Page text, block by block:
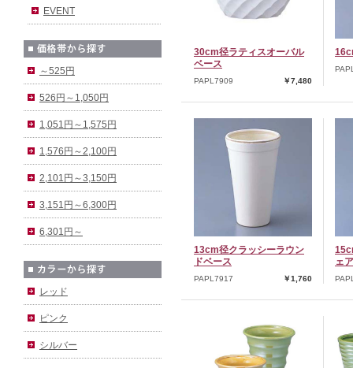
EVENT
～525円
526円～1,050円
1,051円～1,575円
1,576円～2,100円
2,101円～3,150円
3,151円～6,300円
6,301円～
レッド
ピンク
シルバー
30cm径ラティスオーバル
ベース
PAPL7909 ￥7,480
13cm径クラッシーラウン
ドベース
PAPL7917 ￥1,760
ェ